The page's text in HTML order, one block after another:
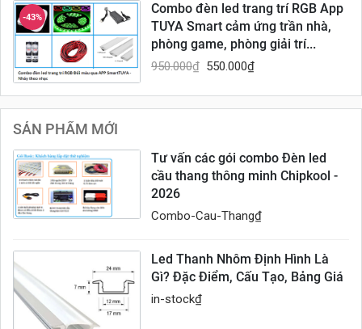
-43%
Combo đèn led trang trí RGB App
TUYA Smart cảm ứng trần nhà,
phòng game, phòng giải trí...
950.000₫ 550.000₫
SẢN PHẨM MỚI
Tư vấn các gói combo Đèn led
cầu thang thông minh Chipkool -
2026
Combo-Cau-Thang₫
Led Thanh Nhôm Định Hình Là
Gì? Đặc Điểm, Cấu Tạo, Bảng Giá
in-stock₫